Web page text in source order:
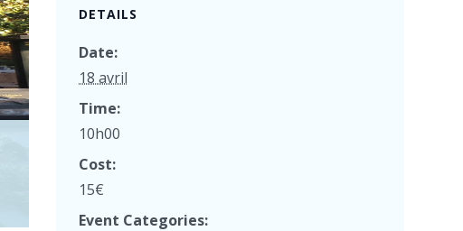
DETAILS
Date:
18 avril
Time:
10h00
Cost:
15€
Event Categories: